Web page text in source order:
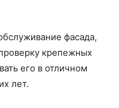
фасада,
крепежных
его в отличном
лет.